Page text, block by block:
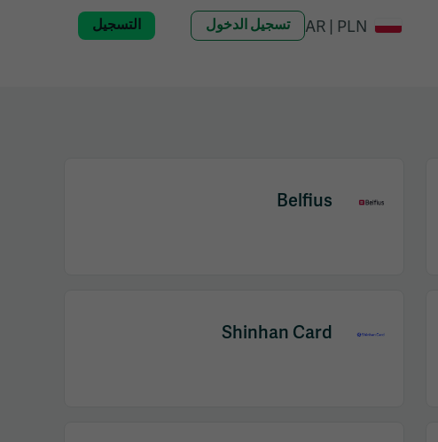
AR | PLN تسجيل الدخول التسجيل
Belfius
Shinhan Card